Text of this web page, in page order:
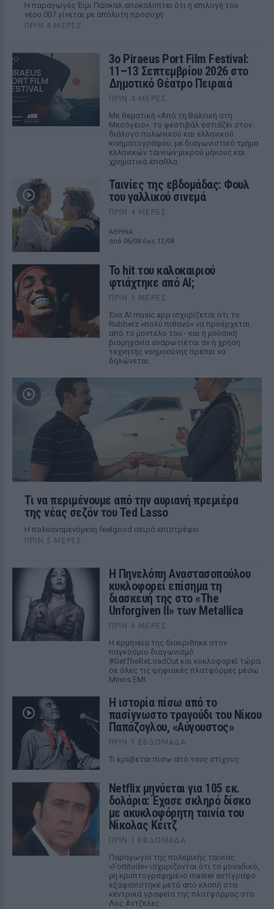
Η παραγωγός Έιμι Πάσκαλ αποκαλύπτει ότι η επιλογή του
νέου 007 γίνεται με απόλυτη προσοχή
ΠΡΙΝ 4 ΜΈΡΕΣ
3ο Piraeus Port Film Festival:
11–13 Σεπτεμβρίου 2026 στο
Δημοτικό Θέατρο Πειραιά
ΠΡΙΝ 4 ΜΈΡΕΣ
Με θεματική «Από τη Βαλτική στη
Μεσόγειο», το φεστιβάλ εστιάζει στον
διάλογο πολωνικού και ελληνικού
κινηματογράφου, με διαγωνιστικό τμήμα
ελληνικών ταινιών μικρού μήκους και
χρηματικά έπαθλα.
Ταινίες της εβδομάδας: Φουλ
του γαλλικού σινεμά
ΠΡΙΝ 4 ΜΈΡΕΣ
ΑΘΗΝΑ
από 06/08 έως 12/08
Το hit του καλοκαιριού
φτιάχτηκε από AI;
ΠΡΙΝ 5 ΜΈΡΕΣ
Ένα AI music app ισχυρίζεται ότι το
Rubberz «πολύ πιθανό» να προέρχεται
από το μοντέλο του - και η μουσική
βιομηχανία αναρωτιέται αν η χρήση
τεχνητής νοημοσύνης πρέπει να
δηλώνεται.
Τι να περιμένουμε από την αυριανή πρεμιέρα
της νέας σεζόν του Ted Lasso
Η πολυαναμενόμενη feelgood σειρά επιστρέφει
ΠΡΙΝ 5 ΜΈΡΕΣ
Η Πηνελόπη Αναστασοπούλου
κυκλοφορεί επίσημα τη
διασκευή της στο «The
Unforgiven II» των Metallica
ΠΡΙΝ 6 ΜΈΡΕΣ
Η ερμηνεία της διακρίθηκε στον
παγκόσμιο διαγωνισμό
#GetTheReLoadOut και κυκλοφορεί τώρα
σε όλες τις ψηφιακές πλατφόρμες μέσω
Minos EMI.
Η ιστορία πίσω από το
πασίγνωστο τραγούδι του Νίκου
Παπάζογλου, «Αύγουστος»
ΠΡΙΝ 1 ΕΒΔΟΜΆΔΑ
Τι κρύβεται πίσω από τους στίχους
Netflix μηνύεται για 105 εκ.
δολάρια: Έχασε σκληρό δίσκο
με ακυκλοφόρητη ταινία του
Νίκολας Κέιτζ
ΠΡΙΝ 1 ΕΒΔΟΜΆΔΑ
Παραγωγοί της πολεμικής ταινίας
«Fortitude» ισχυρίζονται ότι το μοναδικό,
μη κρυπτογραφημένο master αντίγραφο
εξαφανίστηκε μετά από κλοπή στα
κεντρικά γραφεία της πλατφόρμας στο
Λος Αντζελες.